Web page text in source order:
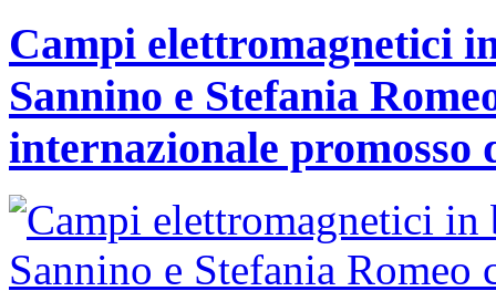
Campi elettromagnetici
Sannino e Stefania
internazionale promosso